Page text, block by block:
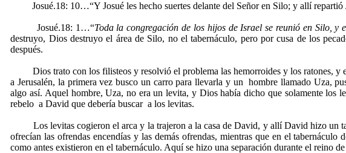
Josué.18: 10…“Y Josué les hecho suertes delante del Señor en Silo; y allí repartió
Josué.18: 1…“Toda la congregación de los hijos de Israel se reunió en Silo,
destruyo, Dios destruyo el área de Silo, no el tabernáculo, pero por cusa de los
después.
Dios trato con los filisteos y resolvió el problema las hemorroides y los ratones, y
a Jerusalén, la primera vez busco un carro para llevarla y un hombre llamado Uza,
algo así. Aquel hombre, Uza, no era un levita, y Dios había dicho que solamente los
rebelo a David que debería buscar a los levitas.
Los levitas cogieron el arca y la trajeron a la casa de David, y allí David hizo un
ofrecían las ofrendas encendías y las demás ofrendas, mientras que en el
como antes existieron en el tabernáculo. Aquí se hizo una separación durante el reino